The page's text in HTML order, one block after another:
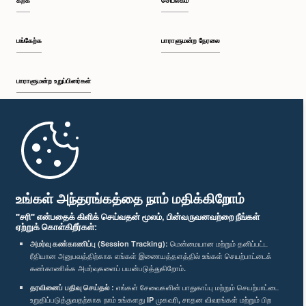
உங்கள் அந்தரங்கத்தை நாம் மதிக்கிறோம்
"சரி" என்பதைக் கிளிக் செய்வதன் மூலம், பின்வருவனவற்றை நீங்கள்
ஏற்றுக் கொள்கிறீர்கள்:
அமர்வு கண்காணிப்பு (Session Tracking): மென்மையான மற்றும் தனிப்பட்ட
ரீதியான அனுபவத்திற்காக எங்கள் இணையத்தளத்தில் உங்கள் செயற்பாட்டைக்
கண்காணிக்க அமர்வுகளைப் பயன்படுத்துகிறோம்.
தரவினைப் பதிவு செய்தல் : எங்கள் சேவைகளின் பாதுகாப்பு மற்றும் செயற்பாட்டை
உறுதிப்படுத்துவதற்காக நாம் உங்களது IP முகவரி, சாதன விவரங்கள் மற்றும் பிற
பங்கேற்க
பாராளுமன்ற உறுப்பினர்கள்
முதற்பக்கம்
பாராளுமன்ற நேரலை
பாராளுமன்ற கையடக்க செயலி
எம்மை பின்தொடர்க :
விருதுகள்